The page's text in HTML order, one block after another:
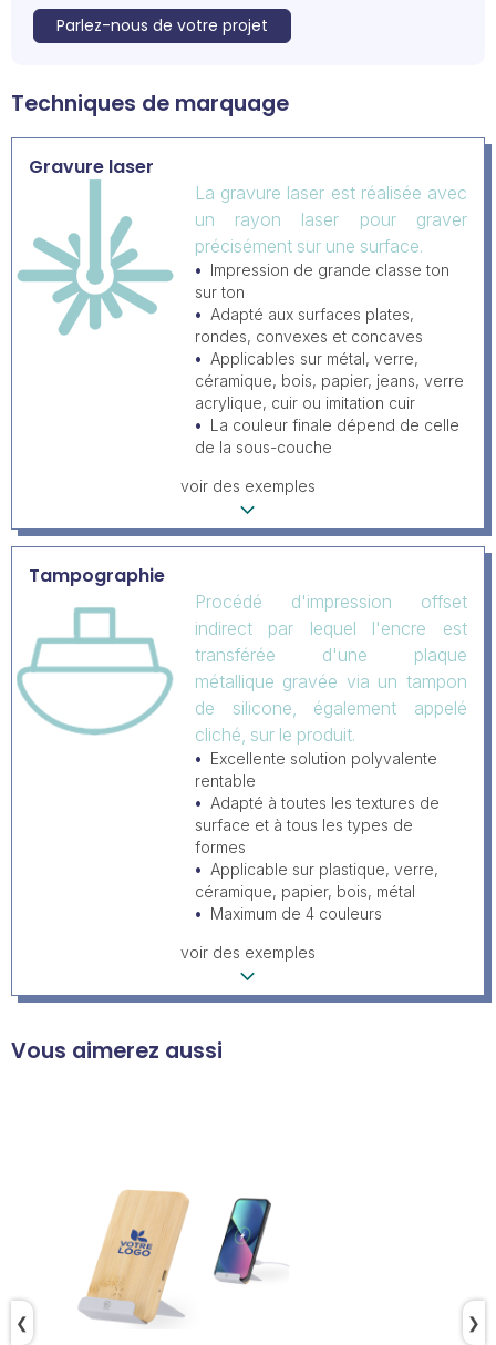
Parlez-nous de votre projet
Techniques de marquage
Gravure laser
La gravure laser est réalisée avec
un rayon laser pour graver
précisément sur une surface.
Impression de grande classe ton
sur ton
Adapté aux surfaces plates,
rondes, convexes et concaves
Applicables sur métal, verre,
céramique, bois, papier, jeans, verre
acrylique, cuir ou imitation cuir
La couleur finale dépend de celle
de la sous-couche
voir des exemples
Tampographie
Procédé d'impression offset
indirect par lequel l'encre est
transférée d'une plaque
métallique gravée via un tampon
de silicone, également appelé
cliché, sur le produit.
Excellente solution polyvalente
rentable
Adapté à toutes les textures de
surface et à tous les types de
formes
Applicable sur plastique, verre,
céramique, papier, bois, métal
Maximum de 4 couleurs
voir des exemples
Vous aimerez aussi
❯
❮